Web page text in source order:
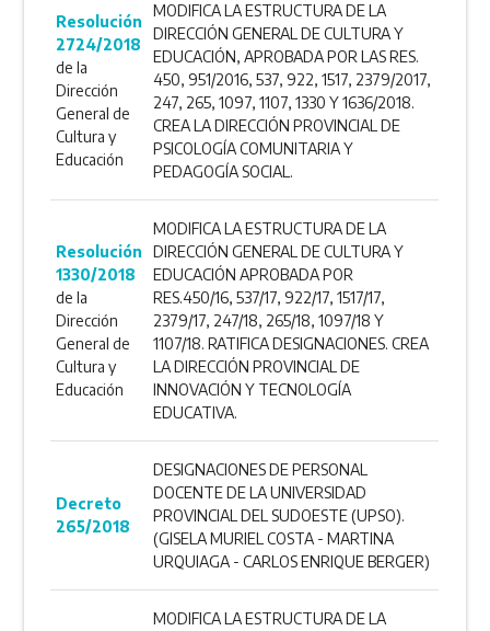
Resolución
2724/2018
de la
Dirección
General de
Cultura y
Educación
MODIFICA LA ESTRUCTURA DE LA
DIRECCIÓN GENERAL DE CULTURA Y
EDUCACIÓN, APROBADA POR LAS RES.
450, 951/2016, 537, 922, 1517, 2379/2017,
247, 265, 1097, 1107, 1330 Y 1636/2018.
CREA LA DIRECCIÓN PROVINCIAL DE
PSICOLOGÍA COMUNITARIA Y
PEDAGOGÍA SOCIAL.
Resolución
1330/2018
de la
Dirección
General de
Cultura y
Educación
MODIFICA LA ESTRUCTURA DE LA
DIRECCIÓN GENERAL DE CULTURA Y
EDUCACIÓN APROBADA POR
RES.450/16, 537/17, 922/17, 1517/17,
2379/17, 247/18, 265/18, 1097/18 Y
1107/18. RATIFICA DESIGNACIONES. CREA
LA DIRECCIÓN PROVINCIAL DE
INNOVACIÓN Y TECNOLOGÍA
EDUCATIVA.
Decreto
265/2018
DESIGNACIONES DE PERSONAL
DOCENTE DE LA UNIVERSIDAD
PROVINCIAL DEL SUDOESTE (UPSO).
(GISELA MURIEL COSTA - MARTINA
URQUIAGA - CARLOS ENRIQUE BERGER)
MODIFICA LA ESTRUCTURA DE LA